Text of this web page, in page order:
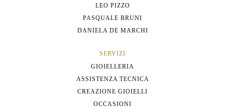
LEO PIZZO
PASQUALE BRUNI
DANIELA DE MARCHI
SERVIZI
GIOIELLERIA
ASSISTENZA TECNICA
CREAZIONE GIOIELLI
OCCASIONI